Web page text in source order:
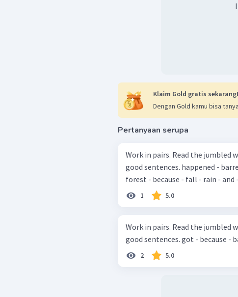
Klaim Gold gratis sekarang!
Dengan Gold kamu bisa
Pertanyaan serupa
Work in pairs. Read the jumbled
good sentences. happened - barren - landslides - of - the - heavy -
forest - because - fall - rain - and
1 5.0
Work in pairs. Read the jumbled
good sentences. got -
2 5.0